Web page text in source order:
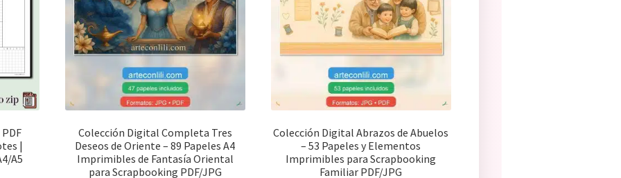
|
A5
Colección Digital Completa Tres
Deseos de Oriente – 89 Papeles A4
Imprimibles de Fantasía Oriental
para Scrapbooking PDF/JPG
Colección Digital Abrazos de Abuelos
– 53 Papeles y Elementos
Imprimibles para Scrapbooking
Familiar PDF/JPG